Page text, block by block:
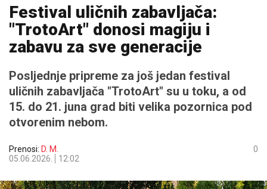
Festival uličnih zabavljača:
"TrotoArt" donosi magiju i
zabavu za sve generacije
Posljednje pripreme za još jedan festival
uličnih zabavljača "TrotoArt" su u toku, a od
15. do 21. juna grad biti velika pozornica pod
otvorenim nebom.
Prenosi: D. M.
05.06.2026.
12:02
0